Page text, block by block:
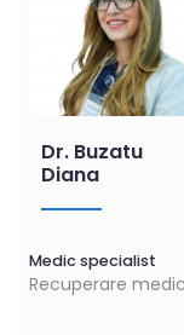
Dr. Buzatu
Diana
Medic specialist
Recuperare